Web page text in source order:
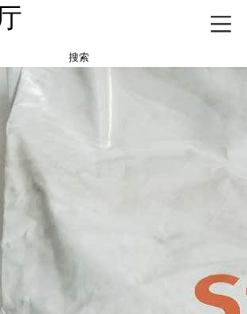
搜索